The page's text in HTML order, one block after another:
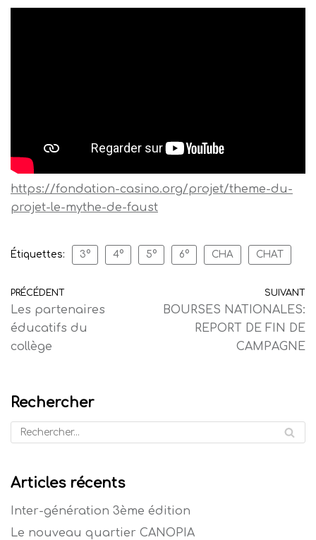
https://fondation-casino.org/projet/theme-du-
projet-le-mythe-de-faust
Étiquettes: 3° 4° 5° 6° CHA CHAT
PRÉCÉDENT
Les partenaires
éducatifs du
collège
SUIVANT
BOURSES NATIONALES:
REPORT DE FIN DE
CAMPAGNE
Rechercher
Articles récents
Inter-génération 3ème édition
Le nouveau quartier CANOPIA